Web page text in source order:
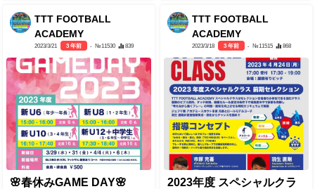
TTT FOOTBALL
ACADEMY
2023/3/21 3 年前 - №11530 839
🌸春休みGAME DAY🌸
TTT FOOTBALL
ACADEMY
2023/3/18 3 年前 - №11515 868
2023年度 スペシャルクラ